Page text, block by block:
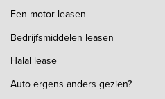
Een motor leasen
Bedrijfsmiddelen leasen
Halal lease
Auto ergens anders gezien?